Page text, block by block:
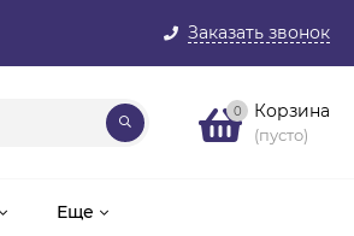
Заказать звонок
0 Корзина
(пусто)
Еще